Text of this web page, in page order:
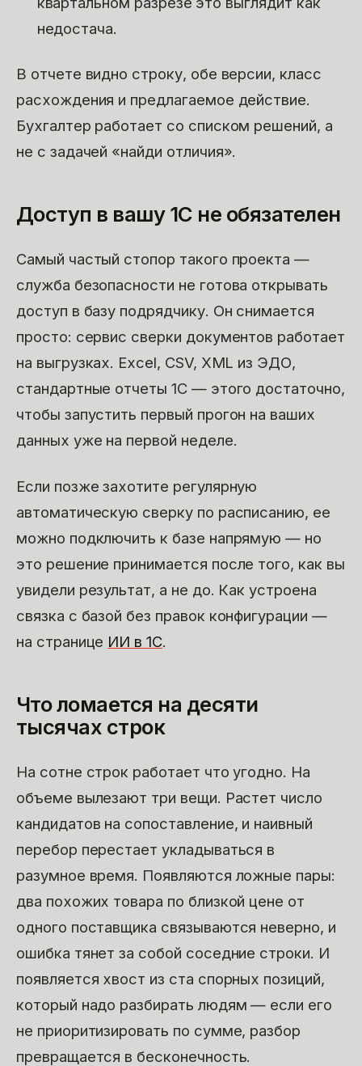
недостача.
В отчете видно строку, обе версии, класс
расхождения и предлагаемое действие.
Бухгалтер работает со списком решений, а
не с задачей «найди отличия».
Доступ в вашу 1С не обязателен
Самый частый стопор такого проекта —
служба безопасности не готова открывать
доступ в базу подрядчику. Он снимается
просто: сервис сверки документов работает
на выгрузках. Excel, CSV, XML из ЭДО,
стандартные отчеты 1С — этого достаточно,
чтобы запустить первый прогон на ваших
данных уже на первой неделе.
Если позже захотите регулярную
автоматическую сверку по расписанию, ее
можно подключить к базе напрямую — но
это решение принимается после того, как вы
увидели результат, а не до. Как устроена
связка с базой без правок конфигурации —
на странице ИИ в 1С.
Что ломается на десяти
тысячах строк
На сотне строк работает что угодно. На
объеме вылезают три вещи. Растет число
кандидатов на сопоставление, и наивный
перебор перестает укладываться в
разумное время. Появляются ложные пары:
два похожих товара по близкой цене от
одного поставщика связываются неверно, и
ошибка тянет за собой соседние строки. И
появляется хвост из ста спорных позиций,
который надо разбирать людям — если его
не приоритизировать по сумме, разбор
превращается в бесконечность.